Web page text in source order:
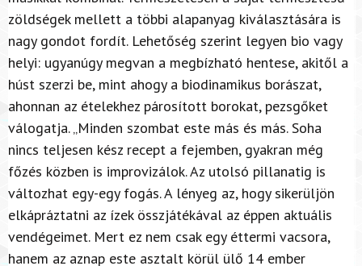
zöldségek mellett a többi alapanyag kiválasztására is
nagy gondot fordít. Lehetőség szerint legyen bio vagy
helyi: ugyanúgy megvan a megbízható hentese, akitől a
húst szerzi be, mint ahogy a biodinamikus borászat,
ahonnan az ételekhez párosított borokat, pezsgőket
válogatja. „Minden szombat este más és más. Soha
nincs teljesen kész recept a fejemben, gyakran még
főzés közben is improvizálok. Az utolsó pillanatig is
változhat egy-egy fogás. A lényeg az, hogy sikerüljön
elkápráztatni az ízek összjátékával az éppen aktuális
vendégeimet. Mert ez nem csak egy éttermi vacsora,
hanem az aznap este asztalt körül ülő 14 ember